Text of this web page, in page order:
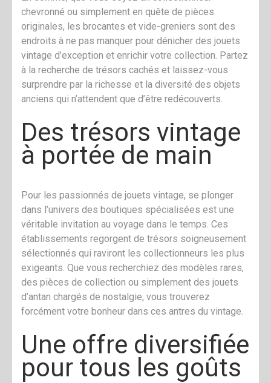
chevronné ou simplement en quête de pièces
originales, les brocantes et vide-greniers sont des
endroits à ne pas manquer pour dénicher des jouets
vintage d’exception et enrichir votre collection. Partez
à la recherche de trésors cachés et laissez-vous
surprendre par la richesse et la diversité des objets
anciens qui n’attendent que d’être redécouverts.
Des trésors vintage
à portée de main
Pour les passionnés de jouets vintage, se plonger
dans l’univers des boutiques spécialisées est une
véritable invitation au voyage dans le temps. Ces
établissements regorgent de trésors soigneusement
sélectionnés qui raviront les collectionneurs les plus
exigeants. Que vous recherchiez des modèles rares,
des pièces de collection ou simplement des jouets
d’antan chargés de nostalgie, vous trouverez
forcément votre bonheur dans ces antres du vintage.
Une offre diversifiée
pour tous les goûts